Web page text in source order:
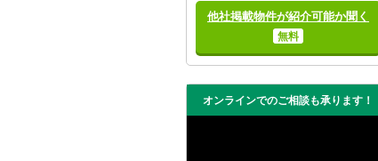
他社掲載物件が紹介可能か聞く
無料
オンラインでのご相談も承ります！